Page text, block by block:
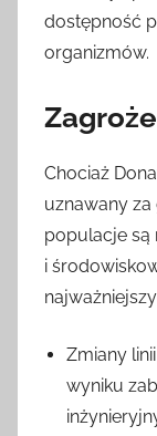
dostępność
organizmów.
Chociaż
uznawany
populacje są
i
Zmiany
wyniku